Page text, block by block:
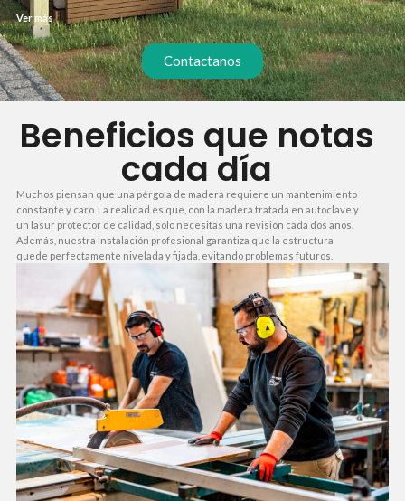
que combine resistencia al clima costero con un diseño que realce tu hogar.
Trabajamos con maderas tratadas en autoclave, ideales para soportar la
humedad y el salitre sin deformarse. Te ofrecemos un presupuesto cerrado , sin
sorpresas.
Ver más
Contactanos
Beneficios que notas
cada día
Muchos piensan que una pérgola de madera requiere un mantenimiento
constante y caro. La realidad es que, con la madera tratada en autoclave y
un lasur protector de calidad, solo necesitas una revisión cada dos años.
Además, nuestra instalación profesional garantiza que la estructura
quede perfectamente nivelada y fijada, evitando problemas futuros.